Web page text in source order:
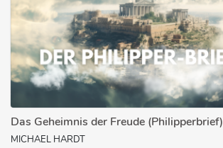
Das Geheimnis der Freude (Philipperbrief)
MICHAEL HARDT